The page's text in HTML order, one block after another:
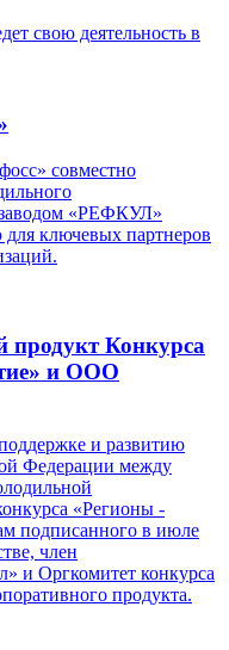
свою деятельность в
совместно
«РЕФКУЛ»
ключевых партнеров
Конкурса
и ООО
и развитию
Федерации между
«Регионы -
подписанного в июле
член
и Оргкомитет конкурса
продукта.